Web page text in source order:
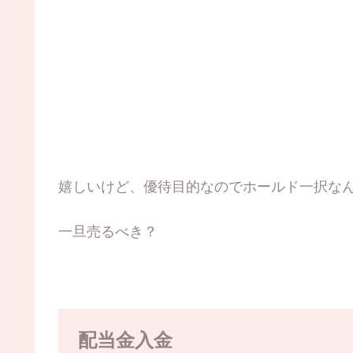
嬉しいけど、優待目的なのでホールド一択な
一旦売るべき？
配当金入金